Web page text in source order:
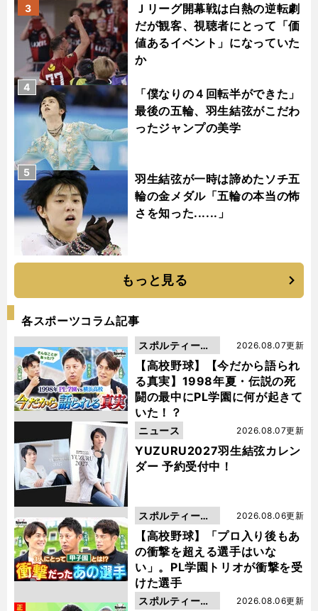
Ｊリーグ開幕戦は白熱の逆転劇
だが観客、視聴者にとって「価
値あるイベント」になっていた
か
3
「僕なりの４回転半ができた」
最後の五輪、羽生結弦がこだわ
ったジャンプの美学
4
羽生結弦が一時は諦めたソチ五
輪の金メダル「五輪の本当の怖
さを知った......」
5
もっと見る
各スポーツコラム記事
【高校野球】【今だから語られ
る真実】1998年夏・伝説の死
闘の最中にPL学園に何が起きて
いた！？
2026.08.07更新
スポルティーバ
動画
YUZURU2027羽生結弦カレン
ダー 予約受付中！
2026.08.07更新
ニュース
【高校野球】「プロ入り後もあ
の衝撃を超える選手はいな
い」。PL学園トリオが衝撃を受
けた選手
2026.08.06更新
スポルティーバ
動画
2026.08.06更新
スポルティーバ